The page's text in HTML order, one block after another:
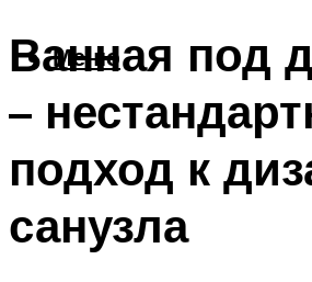
Меню
Ванная под
–
подход к
санузла